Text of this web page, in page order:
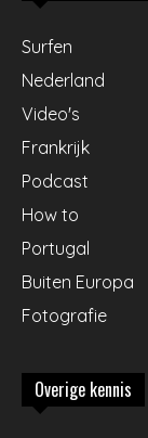
Surfen
Nederland
Video's
Frankrijk
Podcast
How to
Portugal
Buiten Europa
Fotografie
Overige kennis